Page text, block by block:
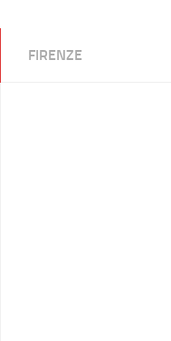
FIRENZE